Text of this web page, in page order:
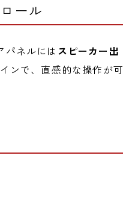
ール
パネルには スピーカー出
ンで、直感的な操作が可